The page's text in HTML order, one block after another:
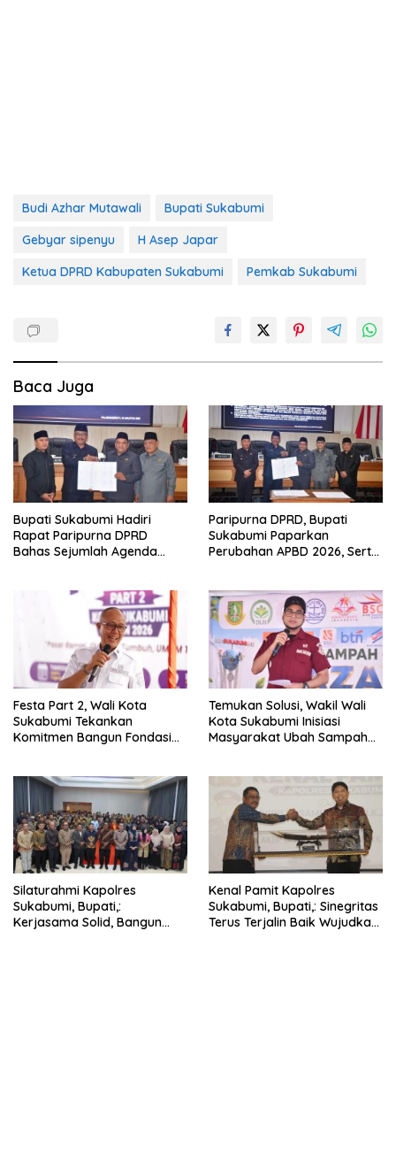
Budi Azhar Mutawali
Bupati Sukabumi
Gebyar sipenyu
H Asep Japar
Ketua DPRD Kabupaten Sukabumi
Pemkab Sukabumi
Baca Juga
Bupati Sukabumi Hadiri
Rapat Paripurna DPRD
Bahas Sejumlah Agenda
Paripurna DPRD, Bupati
Sukabumi Paparkan
Perubahan APBD 2026, Serta
Festa Part 2, Wali Kota
Sukabumi Tekankan
Komitmen Bangun Fondasi
Temukan Solusi, Wakil Wali
Kota Sukabumi Inisiasi
Masyarakat Ubah Sampah
Silaturahmi Kapolres
Sukabumi, Bupati,:
Kerjasama Solid, Bangun
Kenal Pamit Kapolres
Sukabumi, Bupati,: Sinegritas
Terus Terjalin Baik Wujudkan